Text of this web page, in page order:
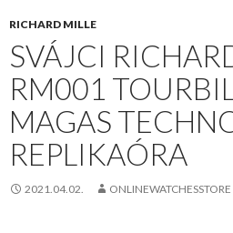
RICHARD MILLE
SVÁJCI
RM001
MAGAS
REPLIKAÓRA
2021.04.02. ONLINEWATCHESSTORE